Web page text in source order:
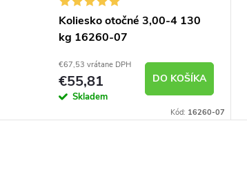
Koliesko otočné 3,00-4 130
kg 16260-07
€67,53 vrátane DPH
€55,81
Skladem
DO KOŠÍKA
Kód: 16260-07